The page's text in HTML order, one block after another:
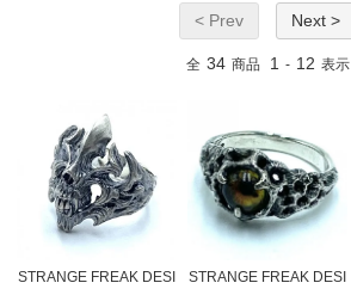
< Prev Next >
全 34 商品 1 - 12 表示
STRANGE FREAK DESI
STRANGE FREAK DESI